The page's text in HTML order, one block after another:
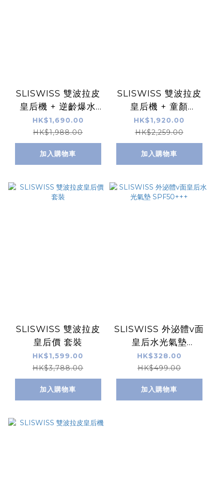
SLISWISS 雙波拉皮
皇后機 + 逆齡爆水
GEL+No.8 皇后Hifu
眼霜 +HIFU電眼膜｜
原裝行貨半年保養
HK$1,690.00
HK$1,988.00
加入購物車
SLISWISS 雙波拉皮
皇后機 + 童顏
HIFUGEL+逆齡激白
毛孔吸塵機+皮秒面霜
+天山雪蓮｜原裝行
貨，半年保養
HK$1,920.00
HK$2,259.00
加入購物車
SLISWISS 雙波拉皮
皇后價 套裝
HK$1,599.00
HK$3,788.00
加入購物車
SLISWISS 外泌體v面
皇后水光氣墊
SPF50+++
HK$328.00
HK$499.00
加入購物車